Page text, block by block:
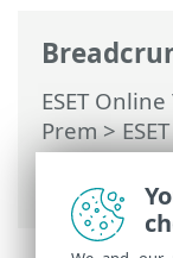
ESET Online
Prem>
Kullanma>
Menü>